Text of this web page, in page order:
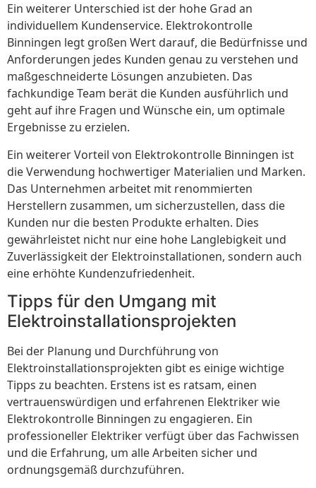
Ein weiterer Unterschied ist der hohe Grad an
individuellem Kundenservice. Elektrokontrolle
Binningen legt großen Wert darauf, die Bedürfnisse und
Anforderungen jedes Kunden genau zu verstehen und
maßgeschneiderte Lösungen anzubieten. Das
fachkundige Team berät die Kunden ausführlich und
geht auf ihre Fragen und Wünsche ein, um optimale
Ergebnisse zu erzielen.
Ein weiterer Vorteil von Elektrokontrolle Binningen ist
die Verwendung hochwertiger Materialien und Marken.
Das Unternehmen arbeitet mit renommierten
Herstellern zusammen, um sicherzustellen, dass die
Kunden nur die besten Produkte erhalten. Dies
gewährleistet nicht nur eine hohe Langlebigkeit und
Zuverlässigkeit der Elektroinstallationen, sondern auch
eine erhöhte Kundenzufriedenheit.
Tipps für den Umgang mit
Elektroinstallationsprojekten
Bei der Planung und Durchführung von
Elektroinstallationsprojekten gibt es einige wichtige
Tipps zu beachten. Erstens ist es ratsam, einen
vertrauenswürdigen und erfahrenen Elektriker wie
Elektrokontrolle Binningen zu engagieren. Ein
professioneller Elektriker verfügt über das Fachwissen
und die Erfahrung, um alle Arbeiten sicher und
ordnungsgemäß durchzuführen.